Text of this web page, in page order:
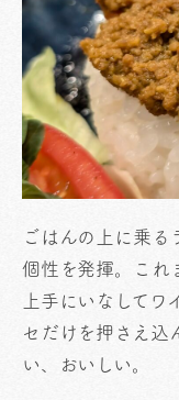
ごはんの上に乗る
個性を発揮。これ
上手にいなしてワ
セだけを押さえ込
い、おいしい。